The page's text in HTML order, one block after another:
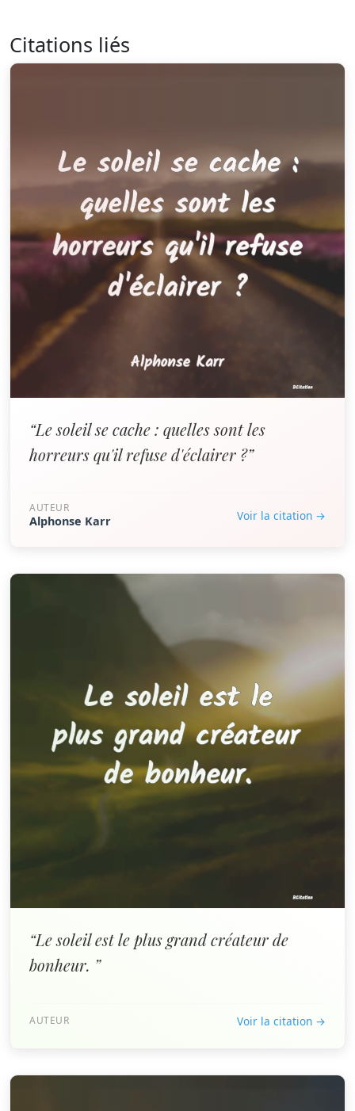
Citations liés
“Le soleil se cache : quelles sont les
horreurs qu'il refuse d'éclairer ?”
AUTEUR
Alphonse Karr Voir la citation →
“Le soleil est le plus grand créateur de
bonheur. ”
AUTEUR Voir la citation →